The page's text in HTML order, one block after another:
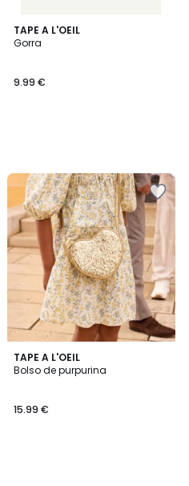
TAPE A L'OEIL
Gorra
9.99 €
TAPE A L'OEIL
Bolso de purpurina
15.99 €